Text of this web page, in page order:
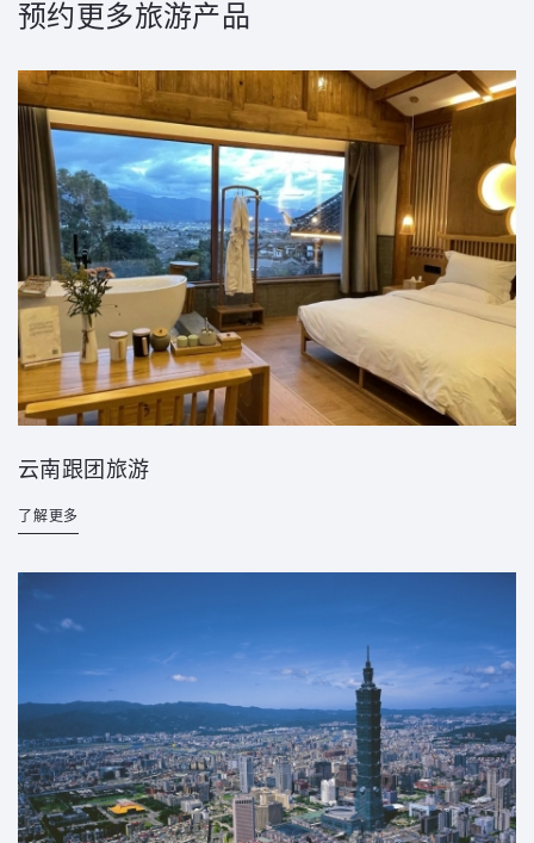
预约更多旅游产品
云南跟团旅游
了解更多